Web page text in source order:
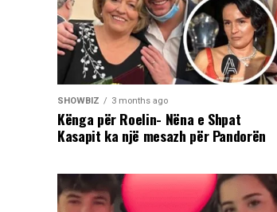
SHOWBIZ 3 months ago
Kënga për Roelin- Nëna e Shpat
Kasapit ka një mesazh për Pandorën